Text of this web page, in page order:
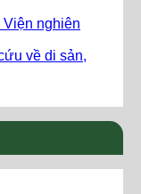
nghiên
về di sản,